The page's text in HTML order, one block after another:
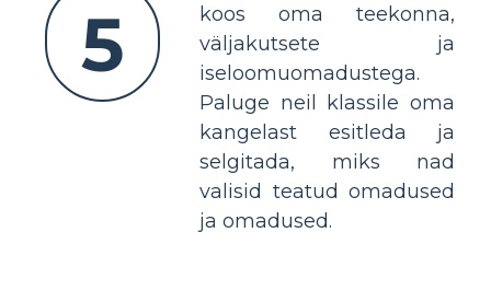
5
koos oma teekonna,
väljakutsete ja
iseloomuomadustega.
Paluge neil klassile oma
kangelast esitleda ja
selgitada, miks nad
valisid teatud omadused
ja omadused.